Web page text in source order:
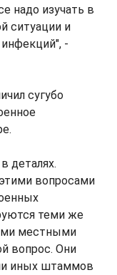
надо изучать в
ситуации и
-
сугубо
деталях.
вопросами
теми же
местными
вопрос. Они
иных штаммов